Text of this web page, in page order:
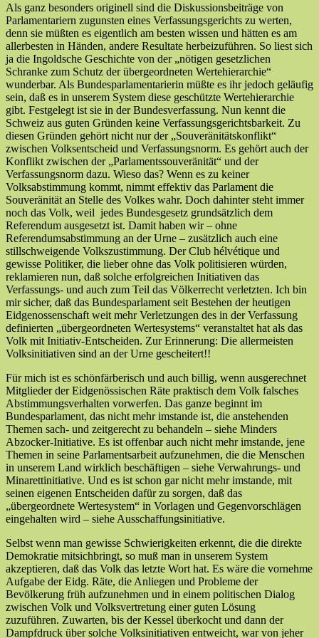
Als ganz besonders originell sind die Diskussionsbeiträge von
Parlamentariern zugunsten eines Verfassungsgerichts zu werten,
denn sie müßten es eigentlich am besten wissen und hätten es am
allerbesten in Händen, andere Resultate herbeizuführen. So liest sich
ja die Ingoldsche Geschichte von der „nötigen gesetzlichen
Schranke zum Schutz der übergeordneten Wertehierarchie“
wunderbar. Als Bundesparlamentarierin müßte es ihr jedoch geläufig
sein, daß es in unserem System diese geschützte Wertehierarchie
gibt. Festgelegt ist sie in der Bundesverfassung. Nun kennt die
Schweiz aus guten Gründen keine Verfassungsgerichtsbarkeit. Zu
diesen Gründen gehört nicht nur der „Souveränitätskonflikt“
zwischen Volksentscheid und Verfassungsnorm. Es gehört auch der
Konflikt zwischen der „Parlamentssouveränität“ und der
Verfassungsnorm dazu. Wieso das? Wenn es zu keiner
Volksabstimmung kommt, nimmt effektiv das Parlament die
Souveränität an Stelle des Volkes wahr. Doch dahinter steht immer
noch das Volk, weil jedes Bundesgesetz grundsätzlich dem
Referendum ausgesetzt ist. Damit haben wir – ohne
Referendumsabstimmung an der Urne – zusätzlich auch eine
stillschweigende Volkszustimmung. Der Club hélvétique und
gewisse Politiker, die lieber ohne das Volk politisieren würden,
reklamieren nun, daß solche erfolgreichen Initiativen das
Verfassungs- und auch zum Teil das Völkerrecht verletzten. Ich bin
mir sicher, daß das Bundesparlament seit Bestehen der heutigen
Eidgenossenschaft weit mehr Verletzungen des in der Verfassung
definierten „übergeordneten Wertesystems“ veranstaltet hat als das
Volk mit Initiativ-Entscheiden. Zur Erinnerung: Die allermeisten
Volksinitiativen sind an der Urne gescheitert!!
Für mich ist es schönfärberisch und auch billig, wenn ausgerechnet
Mitglieder der Eidgenössischen Räte praktisch dem Volk falsches
Abstimmungsverhalten vorwerfen. Das ganze beginnt im
Bundesparlament, das nicht mehr imstande ist, die anstehenden
Themen sach- und zeitgerecht zu behandeln – siehe Minders
Abzocker-Initiative. Es ist offenbar auch nicht mehr imstande, jene
Themen in seine Parlamentsarbeit aufzunehmen, die die Menschen
in unserem Land wirklich beschäftigen – siehe Verwahrungs- und
Minarettinitiative. Und es ist schon gar nicht mehr imstande, mit
seinen eigenen Entscheiden dafür zu sorgen, daß das
„übergeordnete Wertesystem“ in Vorlagen und Gegenvorschlägen
eingehalten wird – siehe Ausschaffungsinitiative.
Selbst wenn man gewisse Schwierigkeiten erkennt, die die direkte
Demokratie mitsichbringt, so muß man in unserem System
akzeptieren, daß das Volk das letzte Wort hat. Es wäre die vornehme
Aufgabe der Eidg. Räte, die Anliegen und Probleme der
Bevölkerung früh aufzunehmen und in einem politischen Dialog
zwischen Volk und Volksvertretung einer guten Lösung
zuzuführen. Zuwarten, bis der Kessel überkocht und dann der
Dampfdruck über solche Volksinitiativen entweicht, war von jeher